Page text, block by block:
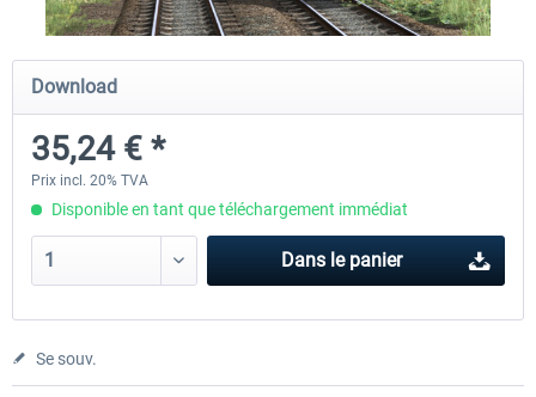
ICE 4 (Class 412)
35,24 € *
Download
35,24 € *
Prix incl. 20% TVA
Disponible en tant que téléchargement immédiat
Dans le panier
Se souv.